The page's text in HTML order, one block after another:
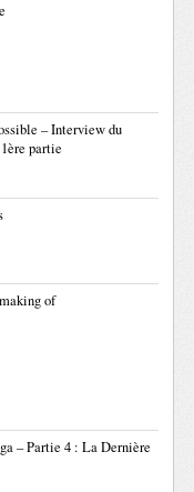
– Interview du
partie
of
– Partie 4 : La Dernière